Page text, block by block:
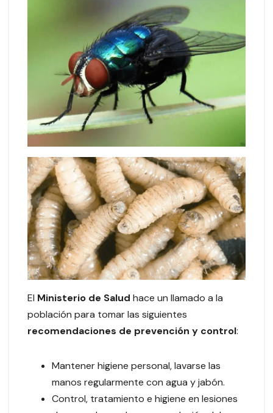
El Ministerio de Salud hace un llamado a la
población para tomar las siguientes
recomendaciones de prevención y control:
Mantener higiene personal, lavarse las
manos regularmente con agua y jabón.
Control, tratamiento e higiene en lesiones